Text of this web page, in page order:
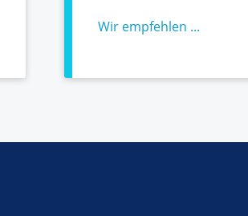
Wir empfehlen ...